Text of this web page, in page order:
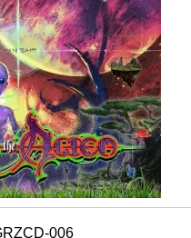
006